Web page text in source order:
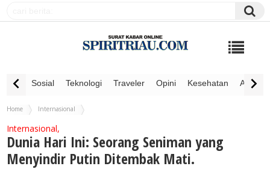
Sosial Teknologi Traveler Opini Kesehatan
Home
Internasional
Internasional,
Dunia Hari Ini: Seorang Seniman yang
Menyindir Putin Ditembak Mati.